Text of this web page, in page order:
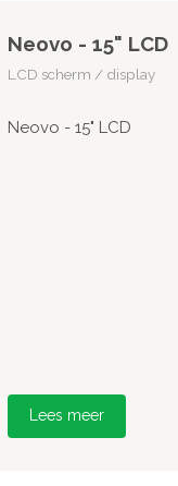
Neovo - 15" LCD
LCD scherm / display
Neovo - 15" LCD
Lees meer